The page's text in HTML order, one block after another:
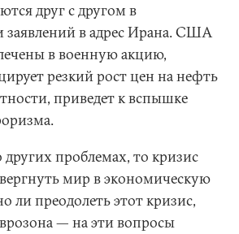
друг с другом в
заявлений в адрес Ирана. США
в военную акцию,
резкий рост цен на нефть
приведет к вспышке
других проблемах, то кризис
мир в экономическую
ли преодолеть этот кризис,
— на эти вопросы